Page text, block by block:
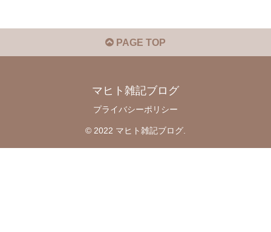
PAGE TOP
マヒト雑記ブログ
プライバシーポリシー
© 2022 マヒト雑記ブログ.